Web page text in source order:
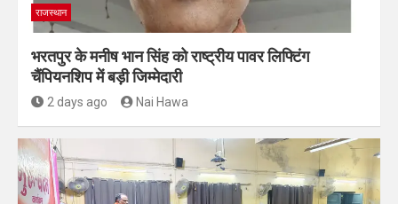
राजस्थान
भरतपुर के मनीष भान सिंह को राष्ट्रीय पावर लिफ्टिंग
चैंपियनशिप में बड़ी जिम्मेदारी
2 days ago Nai Hawa